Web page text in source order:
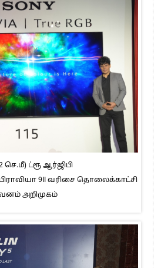
செ.மீ) ட்ரூ ஆர்ஜிபி
9II வரிசை தொலைக்காட்சி
அறிமுகம்